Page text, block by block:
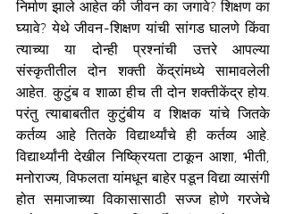
निर्माण झाले आहेत की जीवन का जगावे? शिक्षण का
घ्यावे? येथे जीवन-शिक्षण यांची सांगड घालणे किंवा
त्याच्या या दोन्ही प्रश्नांची उत्तरे आपल्या
संस्कृतीतील दोन शक्ती केंद्रांमध्ये सामावलेली
आहेत. कुटुंब व शाळा हीच ती दोन शक्तीकेंद्र होय.
परंतु त्याबाबतीत कुटुंबीय व शिक्षक यांचे जितके
कर्तव्य आहे तितके विद्यार्थ्यांचे ही कर्तव्य आहे.
विद्यार्थ्यांनी देखील निष्क्रियता टाकून आशा, भीती,
मनोराज्य, विफलता यांमधून बाहेर पडून विद्या व्यासंगी
होत समाजाच्या विकासासाठी सज्ज होणे गरजेचे